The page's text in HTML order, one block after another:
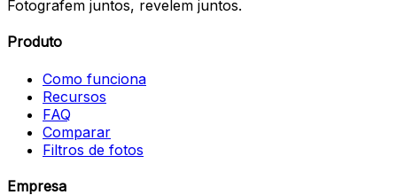
Fotografem juntos, revelem juntos.
Produto
Como funciona
Recursos
FAQ
Comparar
Filtros de fotos
Empresa